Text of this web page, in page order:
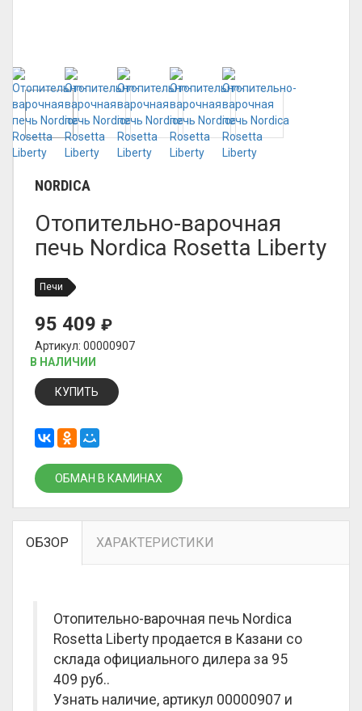
NORDICA
Отопительно-варочная
печь Nordica Rosetta Liberty
Печи
95 409 ₽
Артикул: 00000907
В НАЛИЧИИ
КУПИТЬ
ОБМАН В КАМИНАХ
ОБЗОР ХАРАКТЕРИСТИКИ
Отопительно-варочная печь Nordica
Rosetta Liberty продается в Казани со
склада официального дилера за 95
409 руб..
Узнать наличие, артикул 00000907 и